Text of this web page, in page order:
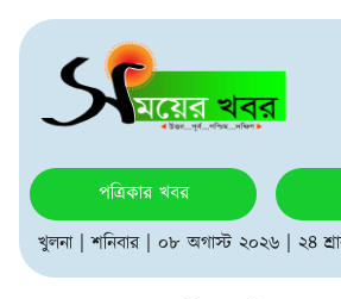
পত্রিকার খবর
খুলনা | শনিবার | ০৮ অগাস্ট ২০২৬ | ২৪